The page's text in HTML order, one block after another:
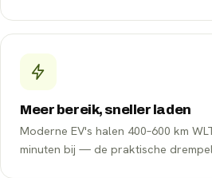
Meer bereik, sneller laden
Moderne EV's halen 400–600 km
minuten bij — de praktische